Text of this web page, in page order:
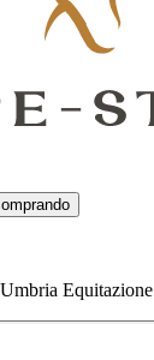
Equitazione